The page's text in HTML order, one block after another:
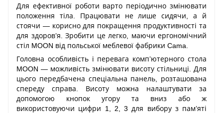
Для ефективної роботи варто періодично змінювати
положення тіла. Працювати не лише сидячи, а й
стоячи — корисно для покращення продуктивності та
для здоров’я. Зробити це легко, маючи ергономічний
стіл MOON від польської меблевої фабрики Cama.
Головна особливість і перевага комп’ютерного стола
MOON — можливість змінювати висоту стільниці. Для
цього передбачена спеціальна панель, розташована
спереду справа. Висоту можна налаштувати за
допомогою кнопок угору та вниз або ж
використовуючи цифри 1, 2, 3 для вибору з пам’яті